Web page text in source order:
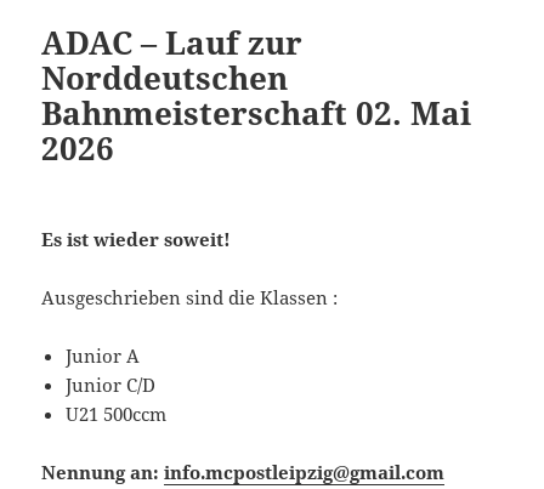
ADAC – Lauf zur
Norddeutschen
Bahnmeisterschaft 02. Mai
2026
Es ist wieder soweit!
Ausgeschrieben sind die Klassen :
Junior A
Junior C/D
U21 500ccm
Nennung an:info.mcpostleipzig@gmail.com